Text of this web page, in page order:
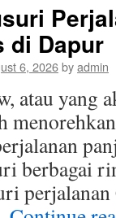
di Dapur
6, 2026byadmin
atau yang
berbagai